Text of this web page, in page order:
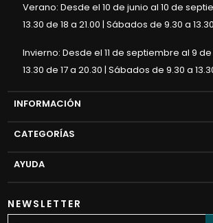
Verano: Desde el 10 de junio al 10 de
13.30 de 18 a 21.00 | Sábados de 9.30 a 13.30
Invierno: Desde el 11 de septiembre al 9
13.30 de 17 a 20.30 | Sábados de 9.30 a
INFORMACIÓN
CATEGORÍAS
AYUDA
NEWSLETTER